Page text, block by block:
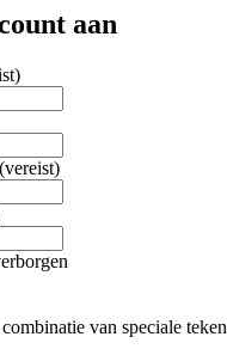
aan
(vereist)
van speciale